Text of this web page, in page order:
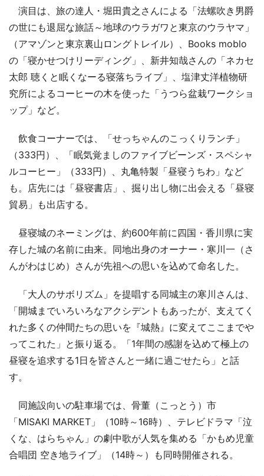
演目は、旅の達人・堀田貴之さんによる「法螺吹き男爵
の世にも退屈な旅話～地球のウラガワと東京のウラヤマ」
（アマゾンと東京裏山ロングトレイル）、Books moblo
の「寝かせつけリーディング」、新井知哉さんの「ネカセ
太郎 聴くと眠くなーる寝落ちライブ」、塩津丈洋植物研
究所によるコーヒーの木を使った「うつら盆栽ワークショ
ップ」など。
飲食コーナーでは、「せっちゃんのこっくりランチ」
（333円）、「眠気覚ましのファイブビーンズ・スペシャ
ルコーヒー」（333円）、丸亀特製「昼寝うちわ」など
も。店先には「昼寝書店」、掘り出し物に出会える「昼寝
貿易」も出店する。
昼寝城のネーミングは、約600年前に四国・香川県に実
存した城の名前に由来。同地出身のオーナー・寒川一（さ
んがわはじめ）さんが先祖への思いを込めて命名した。
「大人のサボリズム」を提唱する同城主の寒川さんは、
「開城までいろいろなアクシデントもあったが、支えてく
れた多くの仲間たちの思いを『城熱』に変えてここまでや
ってこれた」と振り返る。「1年間の感謝を込めて極上の
昼寝を追求する1日を皆さんと一緒に過ごせたら」と話
す。
同施設向いの駐車場では、骨董（こっとう）市
「MISAKI MARKET」（10時～16時）、テレビドラマ「泣
くな、はらちゃん」の劇中歌が人気を集める「かもめ児童
合唱団 空き地ライブ」（14時～）も同時開催される。